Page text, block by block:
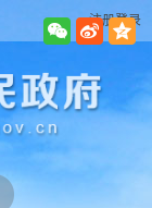
注册登录